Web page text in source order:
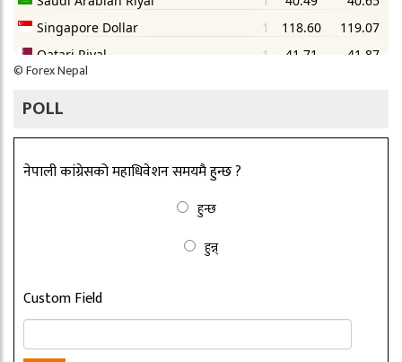
©Forex Nepal
POLL
नेपाली कांग्रेसको महाधिवेशन समयमै हुन्छ ?
हुन्छ
हुन्न्
Custom Field